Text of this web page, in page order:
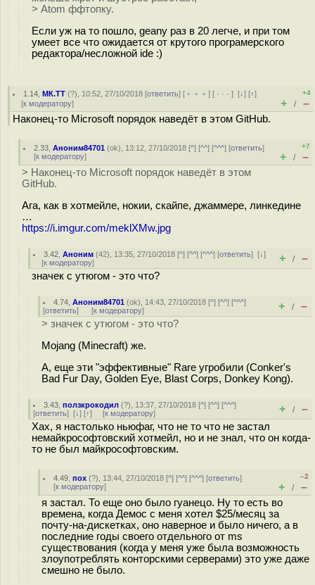
> Atom ффтoпку.
Если уж на то пошло, geany раз в 20 легче, и при том
умеет все что ожидается от крутого програмерского
редактора/несложной ide :)
1.14 ,МК.ТТ (?), 10:52, 27/10/2018 [ответить] [ ﹢﹢﹢] [ · · ·][↓] [↑]
[к модератору]
+4
+ / –
Наконец-то Microsoft порядок наведёт в этом GitHub.
2.33 ,Аноним84701 (ok), 13:12, 27/10/2018 [^] [^^] [^^^] [ответить]
[к модератору]
+7
+ / –
> Наконец-то Microsoft порядок наведёт в этом
GitHub.
Ага, как в хотмейле, нокии, скайпе, джаммере, линкедине
…
https://i.imgur.com/meklXMw.jpg
3.42 ,Аноним (42), 13:35, 27/10/2018 [^] [^^] [^^^] [ответить][↓]
[к модератору] + / –
значек с утюгом - это что?
4.74 ,Аноним84701 (ok), 14:43, 27/10/2018 [^] [^^] [^^^]
[ответить] [к модератору] + / –
> значек с утюгом - это что?
Mojang (Minecraft) же.
А, еще эти "эффективные" Rare угробили (Conker's
Bad Fur Day, Golden Eye, Blast Corps, Donkey Kong).
3.43 ,ползкрокодил (?), 13:37, 27/10/2018 [^] [^^] [^^^]
[ответить] [↓] [↑] [к модератору] + / –
Хах, я настолько ньюфаг, что не то что не застал
немайкрософтовский хотмейл, но и не знал, что он когда-
то не был майкрософтовским.
4.49 ,пох (?), 13:44, 27/10/2018 [^] [^^] [^^^] [ответить]
[к модератору]
–2
+ / –
я застал. То еще оно было гуанецо. Ну то есть во
времена, когда Демос с меня хотел $25/месяц за
почту-на-дискетках, оно наверное и было ничего, а в
последние годы своего отдельного от ms
существования (когда у меня уже была возможность
злоупотреблять конторскими серверами) это уже даже
смешно не было.